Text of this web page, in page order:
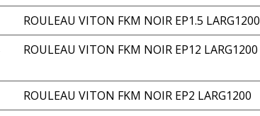
ROULEAU VITON FKM NOIR EP1.5 LARG1200
ROULEAU VITON FKM NOIR EP12 LARG1200
ROULEAU VITON FKM NOIR EP2 LARG1200